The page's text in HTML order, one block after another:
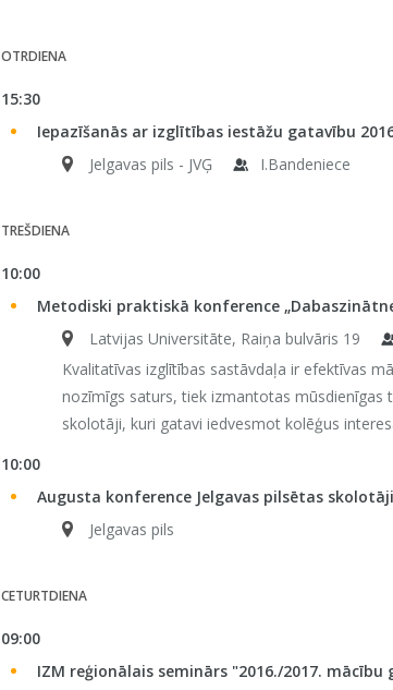
OTRDIENA
15:30
Iepazīšanās ar izglītības iestāžu gatavību
Jelgavas pils - JVĢ
I.Bandeniece
TREŠDIENA
10:00
Metodiski praktiskā konference
Latvijas Universitāte, Raiņa bulvāris 19
Kvalitatīvas izglītības sastāvdaļa ir efektīvas
nozīmīgs saturs, tiek izmantotas mūsdienīgas
skolotāji, kuri gatavi iedvesmot kolēģus
10:00
Augusta konference Jelgavas pilsētas
Jelgavas pils
CETURTDIENA
09:00
IZM reģionālais seminārs "2016./2017.